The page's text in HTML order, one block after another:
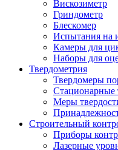
Вискозиметр
Гриндометр
Блескомер
Испытания на
Камеры для
Наборы для
Твердометрия
Твердомеры
Стационарные
Меры
Строительный
Приборы
Лазерные